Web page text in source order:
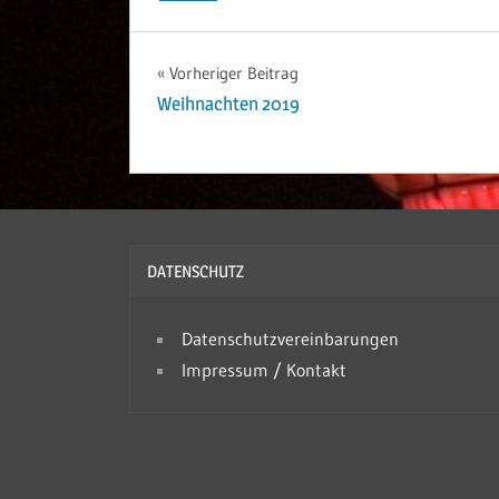
Beitrags-
Vorheriger Beitrag
Weihnachten 2019
DATENSCHUTZ
Datenschutzvereinbarungen
Impressum / Kontakt